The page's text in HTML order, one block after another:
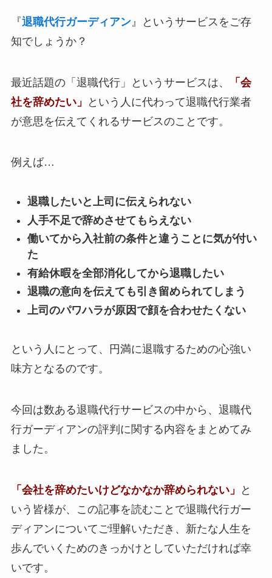
『退職代行ガーディアン』というサービスをご存
知でしょうか？
最近話題の「退職代行」というサービスは、
「会
社を辞めたい」
という人に代わって退職代行業者
が意思を伝えてくれるサービスのことです。
例えば…
退職したいと上司に伝えられない
人手不足で辞めさせてもらえない
働いてから入社前の条件と違うことに気が付い
た
有給休暇を全部消化してから退職したい
退職の意向を伝えても引き留められてしまう
上司のパワハラが原因で顔を合わせたくない
という人にとって、円満に退職するための心強い
味方となるのです。
今回は数ある退職代行サービスの中から、退職代
行ガーディアンの評判に関する内容をまとめてみ
ました。
「会社を辞めたいけどなかなか辞められない」
と
いう皆様が、この記事を読むことで退職代行ガー
ディアンについてご理解いただき、新たな人生を
歩んでいくためのきっかけとしていただければ幸
いです。